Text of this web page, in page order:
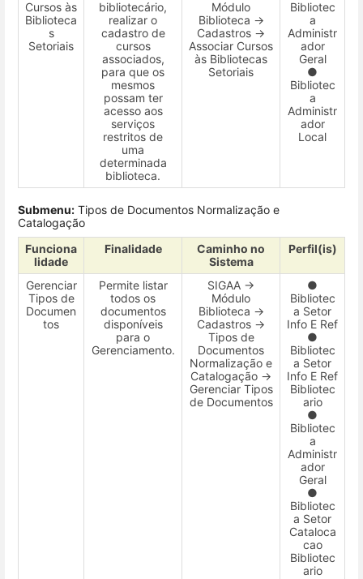
Cursos às
Biblioteca
s
Setoriais
bibliotecário,
realizar o
cadastro de
cursos
associados,
para que os
mesmos
possam ter
acesso aos
serviços
restritos de
uma
determinada
biblioteca.
Módulo
Biblioteca →
Cadastros →
Associar Cursos
às Bibliotecas
Setoriais
Bibliotec
a
Administr
ador
Geral
●
Bibliotec
a
Administr
ador
Local
Submenu: Tipos de Documentos Normalização e
Catalogação
Funciona
lidade
Finalidade
Caminho no
Sistema
Perfil(is)
Gerenciar
Tipos de
Documen
tos
Permite listar
todos os
documentos
disponíveis
para o
Gerenciamento.
SIGAA →
Módulo
Biblioteca →
Cadastros →
Tipos de
Documentos
Normalização e
Catalogação →
Gerenciar Tipos
de Documentos
●
Bibliotec
a Setor
Info E Ref
●
Bibliotec
a Setor
Info E Ref
Bibliotec
ario
●
Bibliotec
a
Administr
ador
Geral
●
Bibliotec
a Setor
Cataloca
cao
Bibliotec
ario